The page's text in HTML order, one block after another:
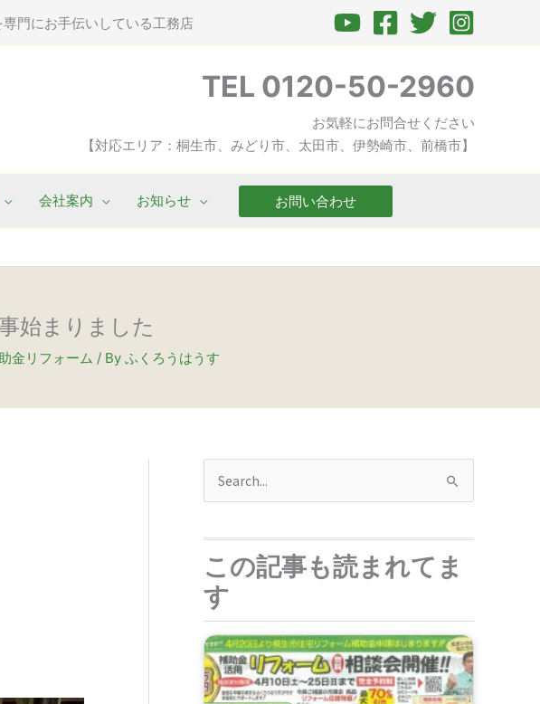
門にお手伝いしている工務店
TEL 0120-50-2960
お気軽にお問合せください
【対応エリア：桐生市、みどり市、太田市、伊勢崎市、前橋市】
会社案内 お知らせ お問い合わせ
始まりました
金リフォーム / By ふくろうはうす
対
象
この記事も読まれてま
す